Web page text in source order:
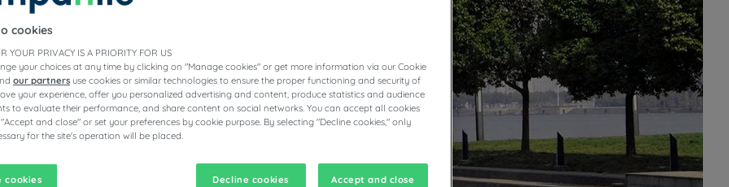
et nombreuses
Campanile,
salle de bain et
cookies
YOUR PRIVACY IS A PRIORITY FOR US
your choices at any time by clicking on "Manage cookies" or get more information via our Cookie
our partners use cookies or similar technologies to ensure the proper functioning and security of
your experience, offer you personalized advertising and content, produce statistics and audience
to evaluate their performance, and share content on social networks. You can accept all cookies
and close" or set your preferences by cookie purpose. By selecting "Decline cookies," only
for the site's operation will be placed.
cookies Decline cookies Accept and close